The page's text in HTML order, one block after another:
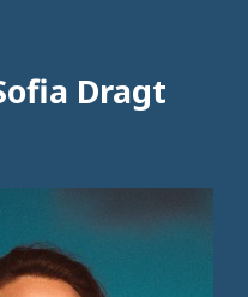
Dragt